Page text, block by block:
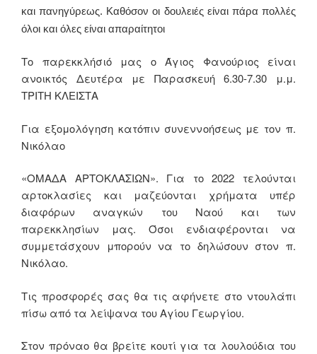
και πανηγύρεως. Καθόσον οι δουλειές είναι πάρα πολλές
όλοι και όλες είναι απαραίτητοι
Το παρεκκλήσιό μας ο Άγιος Φανούριος είναι
ανοικτός Δευτέρα με Παρασκευή 6.30-7.30 μ.μ.
ΤΡΙΤΗ ΚΛΕΙΣΤΑ
Για εξομολόγηση κατόπιν συνεννοήσεως με τον π.
Νικόλαο
«ΟΜΑΔΑ ΑΡΤΟΚΛΑΣΙΩΝ». Για το 2022 τελούνται
αρτοκλασίες και μαζεύονται χρήματα υπέρ
διαφόρων αναγκών του Ναού και των
παρεκκλησίων μας. Όσοι ενδιαφέρονται να
συμμετάσχουν μπορούν να το δηλώσουν στον π.
Νικόλαο.
Τις προσφορές σας θα τις αφήνετε στο ντουλάπι
πίσω από τα λείψανα του Αγίου Γεωργίου.
Στον πρόναο θα βρείτε κουτί για τα λουλούδια του